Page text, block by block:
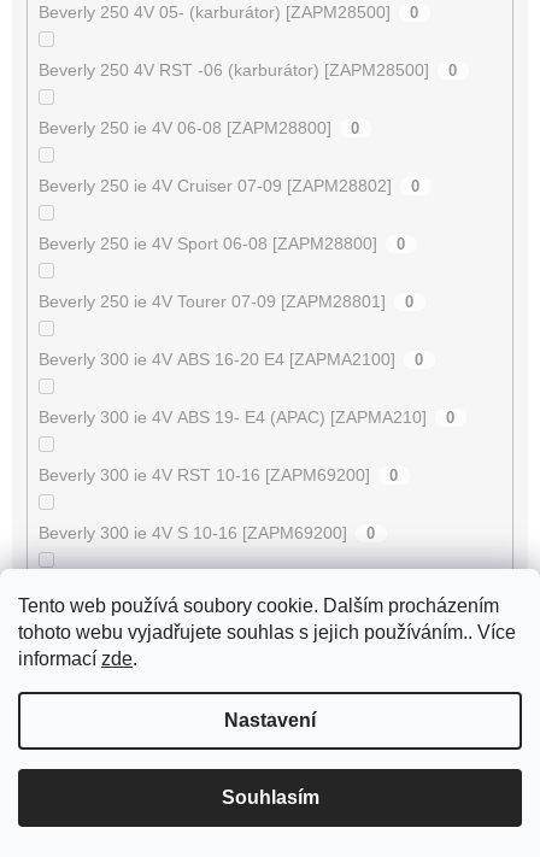
Tento web používá soubory cookie. Dalším procházením
tohoto webu vyjadřujete souhlas s jejich používáním.. Více
informací zde.
Nastavení
Souhlasím
Beverly 250 4V 05- (karburátor) [ZAPM28500] 0
Beverly 250 4V RST -06 (karburátor) [ZAPM28500] 0
Beverly 250 ie 4V 06-08 [ZAPM28800] 0
Beverly 250 ie 4V Cruiser 07-09 [ZAPM28802] 0
Beverly 250 ie 4V Sport 06-08 [ZAPM28800] 0
Beverly 250 ie 4V Tourer 07-09 [ZAPM28801] 0
Beverly 300 ie 4V ABS 16-20 E4 [ZAPMA2100] 0
Beverly 300 ie 4V ABS 19- E4 (APAC) [ZAPMA210] 0
Beverly 300 ie 4V RST 10-16 [ZAPM69200] 0
Beverly 300 ie 4V S 10-16 [ZAPM69200] 0
Beverly 300 ie HPE 4V ABS 21-22 E5 (EMEA-EU)
[ZAPMD2100]
Beverly 350 ie 4V ABS 17-20 E4 [ZAPMA2200]
Beverly 350 ie 4V Sport Touring 13-14 [ZAPM69300/